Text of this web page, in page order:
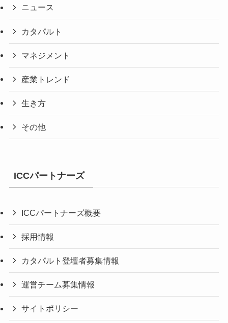
ニュース
カタパルト
マネジメント
産業トレンド
生き方
その他
ICCパートナーズ
ICCパートナーズ概要
採用情報
カタパルト登壇者募集情報
運営チーム募集情報
サイトポリシー